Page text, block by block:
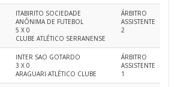
ITABIRITO SOCIEDADE
ANÔNIMA DE FUTEBOL
5 X 0
CLUBE ATLÉTICO SERRANENSE
ÁRBITRO
ASSISTENTE
2
INTER SAO GOTARDO
3 X 0
ARAGUARI ATLÉTICO CLUBE
ÁRBITRO
ASSISTENTE
1